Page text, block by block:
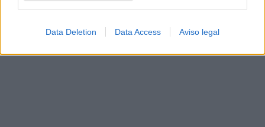
Data Deletion Data Access Aviso legal